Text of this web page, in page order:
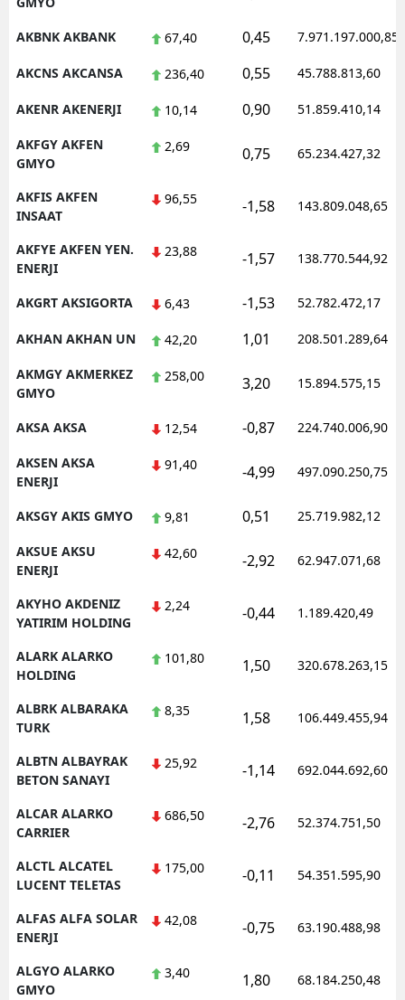
Mardin
Muğla
Muş
Nevşehir
Rize
Sakarya
Samsun
Siirt
Tekirdağ
Tokat
Trabzon
Uşak
Zonguldak
Aksaray
Kırıkkale
AKBNK AKBANK 67,40 0,45 7.971.197.000,85
AKCNS AKCANSA 236,40 0,55 45.788.813,60
AKENR AKENERJI 10,14 0,90 51.859.410,14
AKFGY AKFEN
GMYO
2,69 0,75 65.234.427,32
AKFIS AKFEN
INSAAT
96,55 -1,58 143.809.048,65
AKFYE AKFEN YEN.
ENERJI
23,88 -1,57 138.770.544,92
AKGRT AKSIGORTA 6,43 -1,53 52.782.472,17
AKHAN AKHAN UN 42,20 1,01 208.501.289,64
AKMGY AKMERKEZ
GMYO
258,00 3,20 15.894.575,15
AKSA AKSA 12,54 -0,87 224.740.006,90
AKSEN AKSA
ENERJI
91,40 -4,99 497.090.250,75
AKSGY AKIS GMYO 9,81 0,51 25.719.982,12
AKSUE AKSU
ENERJI
42,60 -2,92 62.947.071,68
AKYHO AKDENIZ
YATIRIM HOLDING
2,24 -0,44 1.189.420,49
ALARK ALARKO
HOLDING
101,80 1,50 320.678.263,15
ALBRK ALBARAKA
TURK
8,35 1,58 106.449.455,94
ALBTN ALBAYRAK
BETON SANAYI
25,92 -1,14 692.044.692,60
ALCAR ALARKO
CARRIER
686,50 -2,76 52.374.751,50
ALCTL ALCATEL
LUCENT TELETAS
175,00 -0,11 54.351.595,90
ALFAS ALFA SOLAR
ENERJI
42,08 -0,75 63.190.488,98
ALGYO ALARKO
GMYO
3,40 1,80 68.184.250,48